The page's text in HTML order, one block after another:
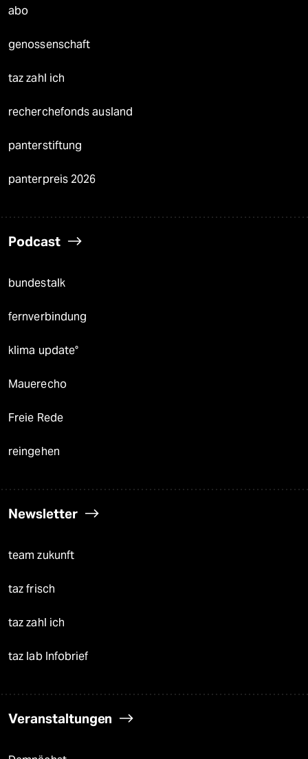
abo
genossenschaft
taz zahl ich
recherchefonds ausland
panterstiftung
panterpreis 2026
Podcast
bundestalk
fernverbindung
klima update°
Mauerecho
Freie Rede
reingehen
Newsletter
team zukunft
taz frisch
taz zahl ich
taz lab Infobrief
Veranstaltungen